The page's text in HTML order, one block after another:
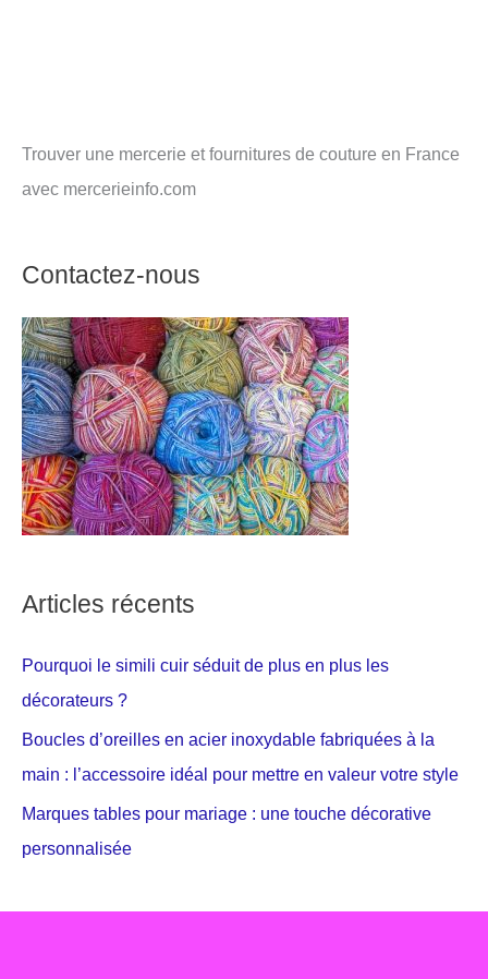
Trouver une mercerie et fournitures de couture en France
avec mercerieinfo.com
Contactez-nous
Articles récents
Pourquoi le simili cuir séduit de plus en plus les
décorateurs ?
Boucles d’oreilles en acier inoxydable fabriquées à la
main : l’accessoire idéal pour mettre en valeur votre style
Marques tables pour mariage : une touche décorative
personnalisée